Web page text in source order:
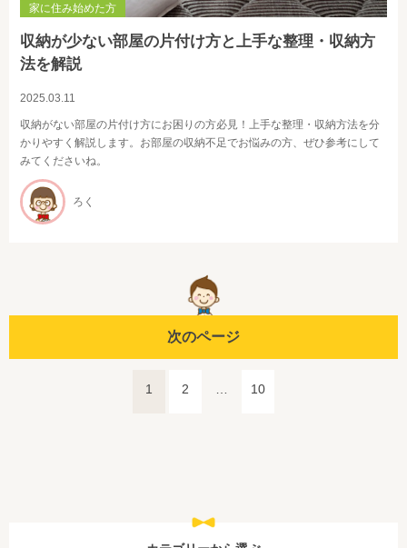
家に住み始めた方
収納が少ない部屋の片付け方と上手な整理・収納方
法を解説
2025.03.11
収納がない部屋の片付け方にお困りの方必見！上手な整理・収納方法を分
かりやすく解説します。お部屋の収納不足でお悩みの方、ぜひ参考にして
みてくださいね。
ろく
次のページ
1 2 10